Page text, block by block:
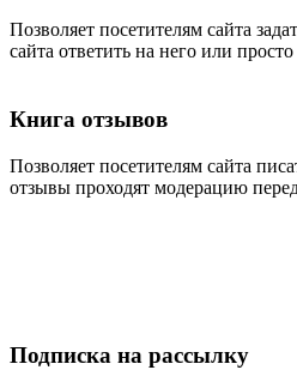
Позволяет посетителям сайта
сайта ответить на него или
Книга отзывов
Позволяет посетителям сайта
отзывы проходят модерацию
Подписка на рассылку